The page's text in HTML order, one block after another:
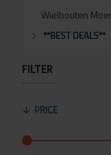
Wielbouten
**BEST DEALS**
FILTER
PRICE